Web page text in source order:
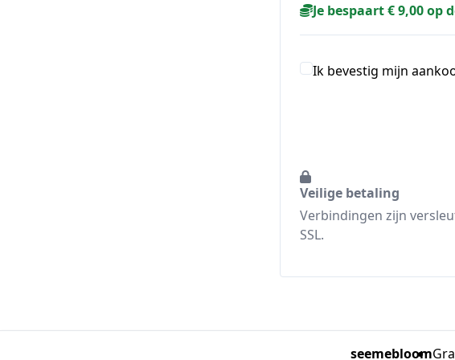
Je bespaart € 9,00 op
Ik bevestig mijn
Veilige betaling
Verbindingen zijn
SSL.
seemebloom